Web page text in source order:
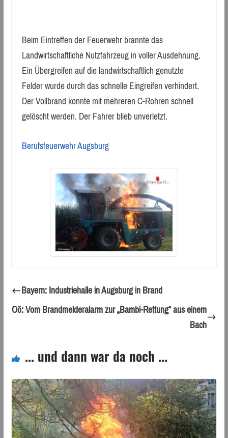
Beim Eintreffen der Feuerwehr brannte das
Landwirtschaftliche Nutzfahrzeug in voller Ausdehnung.
Ein Übergreifen auf die landwirtschaftlich genutzte
Felder wurde durch das schnelle Eingreifen verhindert.
Der Vollbrand konnte mit mehreren C-Rohren schnell
gelöscht werden. Der Fahrer blieb unverletzt.
Berufsfeuerwehr Augsburg
Bayern: Industriehalle in Augsburg in Brand
Oö: Vom Brandmelderalarm zur „Bambi-Rettung“ aus einem
Bach
... und dann war da noch ...